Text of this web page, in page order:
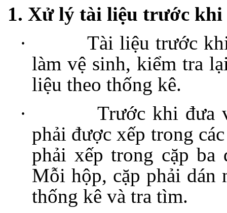
1. Xử lý tài liệu trước khi
·
Tài liệu trước
làm vệ sinh, kiểm tra
liệu theo thống kê.
·
Trước khi đưa
phải được xếp trong
phải xếp trong cặp ba
Mỗi hộp, cặp phải dán
thống kê và tra tìm.